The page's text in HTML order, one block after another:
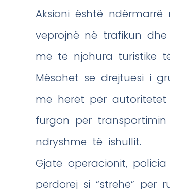
Aksioni është
veprojnë në trafikun
më të njohura turistike
Mësohet se drejtuesi i
më herët për autoritetet
furgon për
ndryshme të ishullit.
Gjatë operacionit,
përdorej si “strehë” për